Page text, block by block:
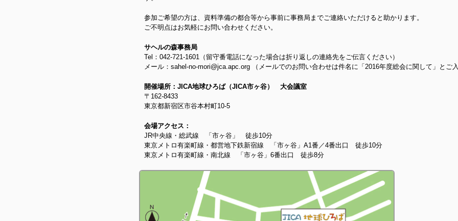
参加ご希望の方は、資料準備の都合等から事前に事務局までご連絡いただけると助かります。
ご不明点はお気軽にお問い合わせください。
サヘルの森事務局
Tel：042-721-1601（留守番電話になった場合は折り返しの連絡先をご伝言ください）
メール：sahel-no-mori@jca.apc.org （メールでのお問い合わせは件名に「2016年度総会に関して」とご入
開催場所：JICA地球ひろば（JICA市ヶ谷） 大会議室
〒162-8433
東京都新宿区市谷本村町10-5
会場アクセス：
JR中央線・総武線 「市ヶ谷」 徒歩10分
東京メトロ有楽町線・都営地下鉄新宿線 「市ヶ谷」A1番／4番出口 徒歩10分
東京メトロ有楽町線・南北線 「市ヶ谷」6番出口 徒歩8分